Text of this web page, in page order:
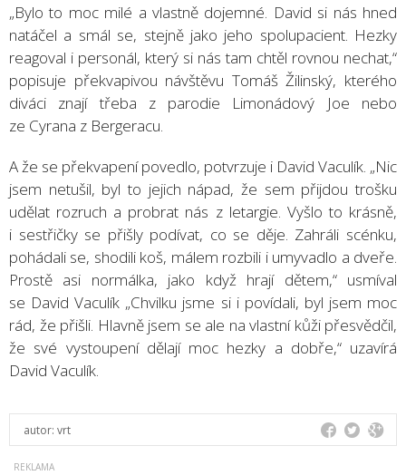
„Bylo to moc milé a vlastně dojemné. David si nás hned
natáčel a smál se, stejně jako jeho spolupacient. Hezky
reagoval i personál, který si nás tam chtěl rovnou nechat,“
popisuje překvapivou návštěvu Tomáš Žilinský, kterého
diváci znají třeba z parodie Limonádový Joe nebo
ze Cyrana z Bergeracu.
A že se překvapení povedlo, potvrzuje i David Vaculík. „Nic
jsem netušil, byl to jejich nápad, že sem přijdou trošku
udělat rozruch a probrat nás z letargie. Vyšlo to krásně,
i sestřičky se přišly podívat, co se děje. Zahráli scénku,
pohádali se, shodili koš, málem rozbili i umyvadlo a dveře.
Prostě asi normálka, jako když hrají dětem,“ usmíval
se David Vaculík „Chvilku jsme si i povídali, byl jsem moc
rád, že přišli. Hlavně jsem se ale na vlastní kůži přesvědčil,
že své vystoupení dělají moc hezky a dobře,“ uzavírá
David Vaculík.
autor: vrt